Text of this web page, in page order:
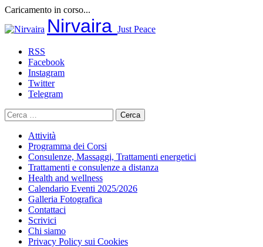
Caricamento in corso...
al
Nirvaira Just Peace
RSS
Facebook
Instagram
Twitter
Telegram
Ricerca
per:
Attività
Programma dei Corsi
Consulenze, Massaggi, Trattamenti energetici
Trattamenti e consulenze a distanza
Health and wellness
Calendario Eventi 2025/2026
Galleria Fotografica
Contattaci
Scrivici
Chi siamo
Privacy Policy sui Cookies